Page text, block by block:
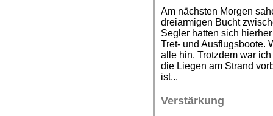
Am nächsten Morgen
dreiarmigen Bucht
Segler hatten sich
Tret- und Ausflugsboote.
alle hin. Trotzdem war
die Liegen am Strand
ist...
Verstärkung